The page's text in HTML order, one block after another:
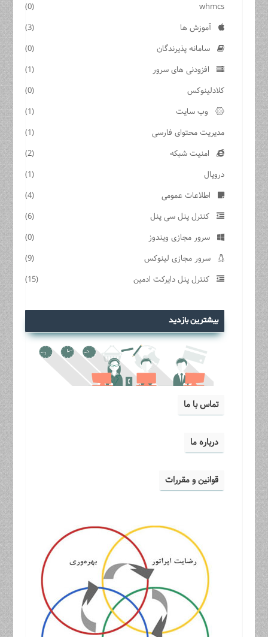
whmcs
(0)
آموزش ها
(3)
سامانه پذیرندگان
(0)
افزودنی های سرور
(1)
کلادلینوکس
(0)
وب سایت
(1)
مدیریت محتوای فارسی
(1)
امنیت شبکه
(2)
دروپال
(1)
اطلاعات عمومی
(4)
کنترل پنل سی پنل
(6)
سرور مجازی ویندوز
(0)
سرور مجازی لینوکس
(9)
کنترل پنل دایرکت ادمین
(15)
بیشترین بازدید
تماس با ما
درباره ما
قوانین و مقررات